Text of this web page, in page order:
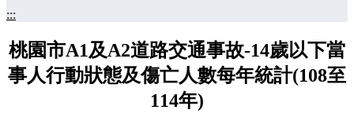
:::
桃園市A1及A2道路交通事故-14歲以下當
事人行動狀態及傷亡人數每年統計(108至
114年)